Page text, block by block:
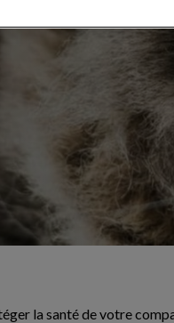
la santé de votre